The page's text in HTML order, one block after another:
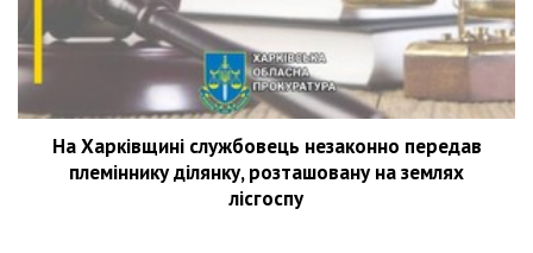
На Харківщині службовець незаконно передав
племіннику ділянку, розташовану на землях
лісгоспу